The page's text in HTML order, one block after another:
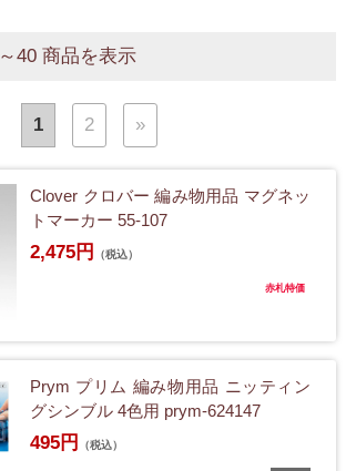
40 商品を表示
1 2 »
Clover クロバー 編み物用品 マグネッ
トマーカー 55-107
2,475円 （税込）
赤札特価
Prym プリム 編み物用品 ニッティン
グシンブル 4色用 prym-624147
495円 （税込）